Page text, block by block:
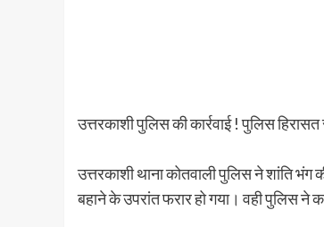
उत्तरकाशी पुलिस की कार्रवाई ! पुलिस
उत्तरकाशी थाना कोतवाली पुलिस ने शांति भंग
बहाने के उपरांत फरार हो गया। वही पुलिस ने